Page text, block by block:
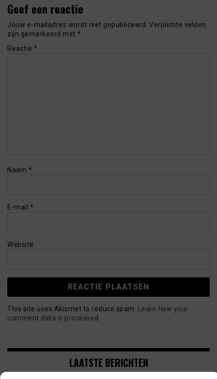
Geef een reactie
Jouw e-mailadres wordt niet gepubliceerd. Verplichte velden
zijn gemarkeerd met *
Reactie *
Naam *
E-mail *
Website
This site uses Akismet to reduce spam. Learn how your
comment data is processed.
LAATSTE BERICHTEN